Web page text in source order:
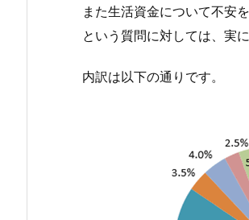
また生活資金について不安
という質問に対しては、実
内訳は以下の通りです。